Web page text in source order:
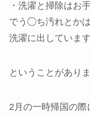
・洗濯と掃除はお
でう◯ち汚れとか
洗濯に出しています
ということがありま
2月の一時帰国の